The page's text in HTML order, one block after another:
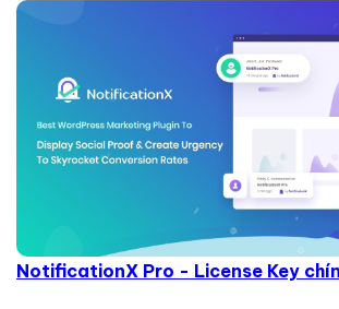
NotificationX Pro - License Key